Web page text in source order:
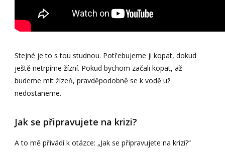
Stejné je to s tou studnou. Potřebujeme ji kopat, dokud
ještě netrpíme žízní. Pokud bychom začali kopat, až
budeme mít žízeň, pravděpodobně se k vodě už
nedostaneme.
Jak se připravujete na krizi?
A to mě přivádí k otázce: „Jak se připravujete na krizi?“